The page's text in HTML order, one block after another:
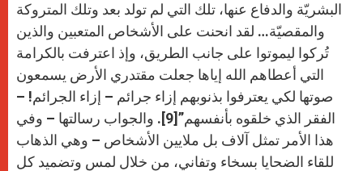
البشريّة والدفاع عنها، تلك التي لم تولد بعد وتلك المتروكة
والمقصيّة… لقد انحنت على الأشخاص المتعبين والذين
تُركوا ليموتوا على جانب الطريق، وإذ اعترفت بالكرامة
التي أعطاهم الله إياها جعلت مقتدري الأرض يسمعون
صوتها لكي يعترفوا بذنوبهم إزاء جرائم – إزاء الجرائم! –
الفقر الذي خلقوه بأنفسهم”[9]. والجواب رسالتها – وفي
هذا الأمر تمثل آلاف بل ملايين الأشخاص – وهي الذهاب
للقاء الضحايا بسخاء وتفاني، من خلال لمس وتضميد كل